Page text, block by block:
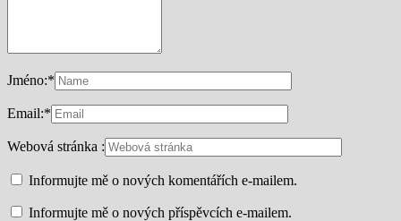
Jméno:*
Email:*
Webová stránka :
Informujte mě o nových komentářích e-mailem.
Informujte mě o nových příspěvcích e-mailem.